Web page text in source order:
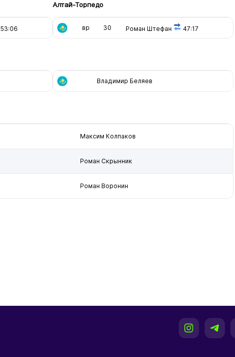
53:06
Алтай-Торпедо
вр 30 Роман Штефан 47:17
Владимир Беляев
Максим Колпаков
Роман Скрынник
Роман Воронин